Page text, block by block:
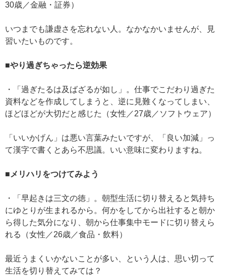
30歳／金融・証券）
いつまでも謙虚さを忘れない人。なかなかいませんが、見
習いたいものです。
■やり過ぎちゃったら逆効果
・「過ぎたるは及ばざるが如し」。仕事でこだわり過ぎた
資料などを作成してしまうと、逆に見難くなってしまい、
ほどほどが大切だと感じた（女性／27歳／ソフトウェア）
「いいかげん」は悪い言葉みたいですが、「良い加減」っ
て漢字で書くとあら不思議。いい意味に変わりますね。
■メリハリをつけてみよう
・「早起きは三文の徳」。朝型生活に切り替えると気持ち
にゆとりが生まれるから。何かをしてから出社すると朝か
ら得した気分になり、朝から仕事集中モードに切り替えら
れる（女性／26歳／食品・飲料）
最近うまくいかないことが多い、という人は、思い切って
生活を切り替えてみては？